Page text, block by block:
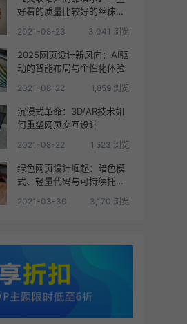
好看的质量比较好的丝袜推
2021-08-23 3,041 浏览
2025网页设计新风向：AI驱
动的智能布局与个性化体验
2021-08-22 1,859 浏览
沉浸式革命：3D/AR技术如
何重塑网页交互设计
2021-08-22 1,523 浏览
绿色网页设计崛起：暗色模
式、轻量代码与可持续托管
2021-03-30 3,170 浏览